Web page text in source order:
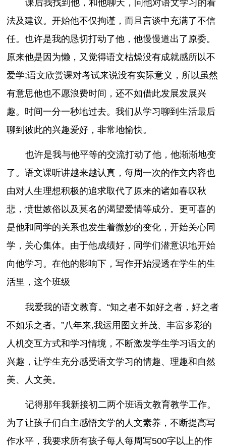
课后我找到他，和他聊天，问他对语文学习的看
法及建议。开始他不仅拘谨，而且言谈中充满了不信
任。也许是我的恳切打动了他，他慢慢道出了原委。
原来他是因为懒，又觉得语文枯燥没有成就感所以不
爱学;语文欣赏课对考试来说没有实际意义，所以虽然
有意思他也不愿浪费时间，还不如借此发展发展兴
趣。时间一分一秒地过去。我们从学习聊到生活最后
聊到彼此的兴趣爱好，非常地愉快。
也许是我与他平等的交流打动了他，他渐渐地变
了。语文课听讲越来越认真，每周一次的作文内容也
由对人生理想积极的追求取代了原来的诸如春叹秋
悲，愤世嫉俗以及莫名的渴望爱情等成分。更可喜的
是他和同学的关系也发生着微妙的变化，开始关心同
学，关心集体。由于他成绩好，同学们潜意识地开始
向他学习。在他的影响下，写作开始浸透在学生的生
活里，这个班级
我爱我的语文教育。“知之者不如好之者，好之者
不如乐之者。”八年来,我运用图文并茂、丰富多彩的
人机交互方式和学习情境，不断激发学生学习语文的
兴趣，让学生充分感受语文学习的情趣、理趣和自然
美、人文美。
记得那年我新接初二两个班语文教育教学工作。
为了让孩子们自主感悟文学的人文素养，不断提高写
作水平，我要求所有孩子每人每周写500字以上的作